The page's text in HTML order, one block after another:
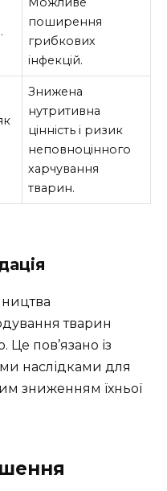
поширення
грибкових
інфекцій.
Знижена
нутритивна
цінність і ризик
неповноцінного
харчування
тварин.
тварин
пов’язано із
наслідками для
зниженням їхньої